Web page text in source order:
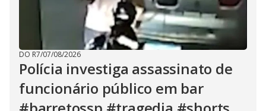
DO R7/07/08/2026
Polícia investiga assassinato de
funcionário público em bar